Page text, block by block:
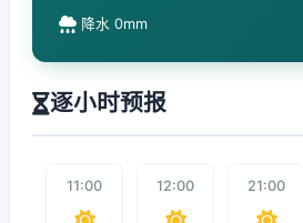
降水 0mm
逐小时预报
11:00 12:00 21:00